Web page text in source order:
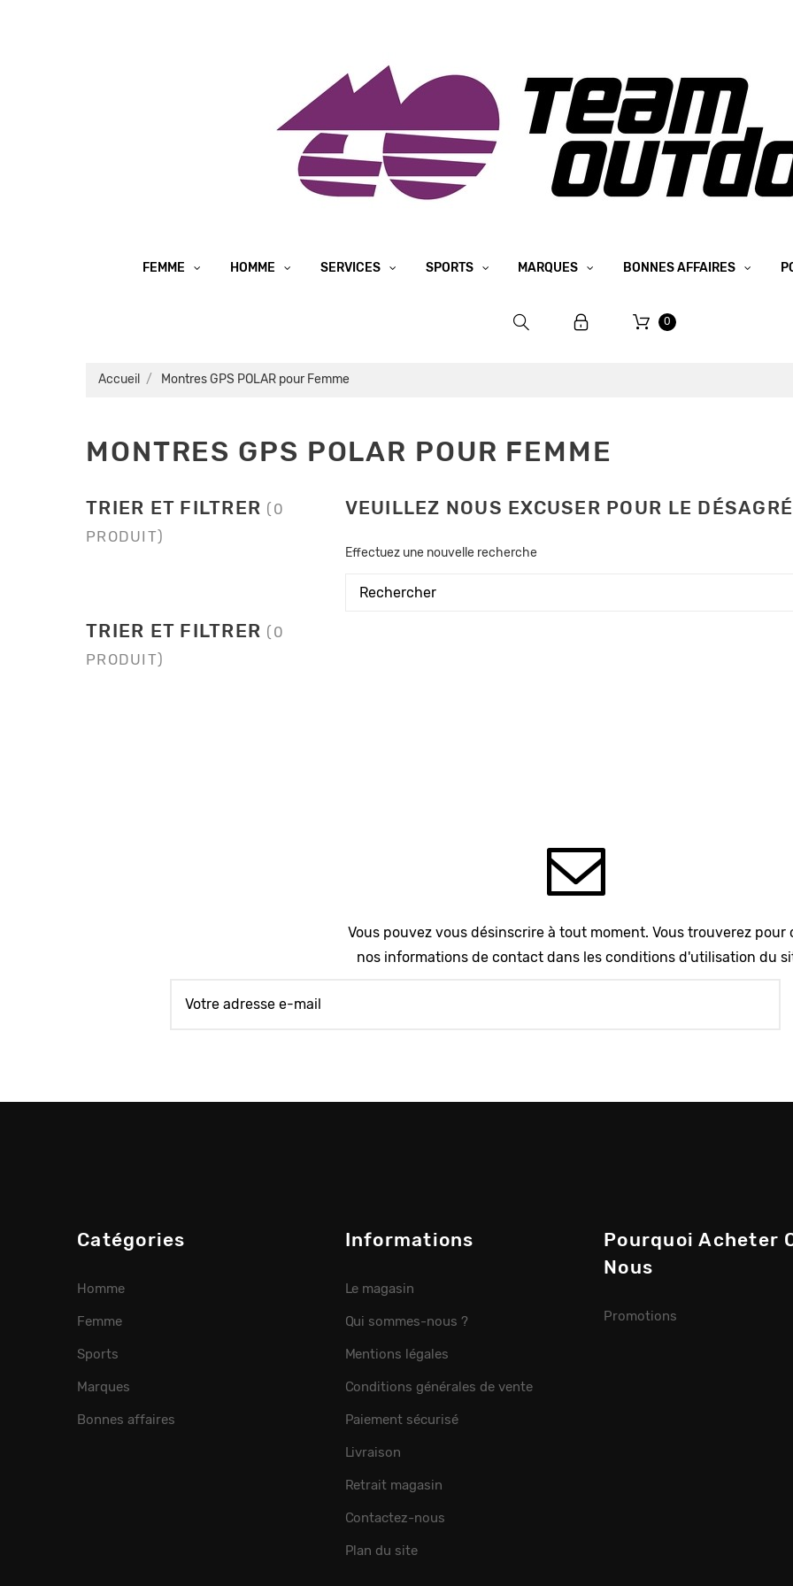
FEMME HOMME SERVICES SPORTS MARQUES BONNES AFFAIRES
0
Accueil Montres GPS POLAR pour Femme
MONTRES GPS POLAR POUR FEMME
TRIER ET FILTRER (0
PRODUIT)
TRIER ET FILTRER (0
PRODUIT)
VEUILLEZ NOUS EXCUSER POUR LE
Effectuez une nouvelle recherche
Vous pouvez vous désinscrire à tout moment. Vous trouverez pour
nos informations de contact dans les conditions d'utilisation du
Catégories
Homme
Femme
Sports
Marques
Bonnes affaires
Informations
Le magasin
Qui sommes-nous ?
Mentions légales
Conditions générales de vente
Paiement sécurisé
Livraison
Retrait magasin
Contactez-nous
Plan du site
Pourquoi Acheter
Nous
Promotions